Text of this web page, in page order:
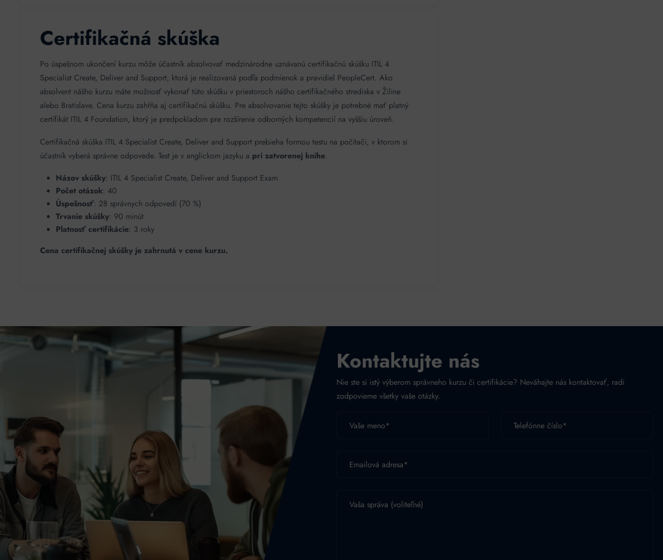
Certifikačná skúška
Po úspešnom ukončení kurzu môže účastník absolvovať medzinárodne uznávanú certifikačnú skúšku ITIL 4
Specialist Create, Deliver and Support, ktorá je realizovaná podľa podmienok a pravidiel PeopleCert. Ako
absolvent nášho kurzu máte možnosť vykonať túto skúšku v priestoroch nášho certifikačného strediska v Žiline
alebo Bratislave. Cena kurzu zahŕňa aj certifikačnú skúšku. Pre absolvovanie tejto skúšky je potrebné mať platný
certifikát ITIL 4 Foundation, ktorý je predpokladom pre rozšírenie odborných kompetencií na vyššiu úroveň.
Certifikačná skúška ITIL 4 Specialist Create, Deliver and Support prebieha formou testu na počítači, v ktorom si
účastník vyberá správne odpovede. Test je v anglickom jazyku a pri zatvorenej knihe.
Názov skúšky: ITIL 4 Specialist Create, Deliver and Support Exam
Počet otázok: 40
Úspešnosť: 28 správnych odpovedí (70 %)
Trvanie skúšky: 90 minút
Platnosť certifikácie: 3 roky
Cena certifikačnej skúšky je zahrnutá v cene kurzu.
Kontaktujte nás
Nie ste si istý výberom správneho kurzu či certifikácie? Neváhajte nás kontaktovať, radi
zodpovieme všetky vaše otázky.